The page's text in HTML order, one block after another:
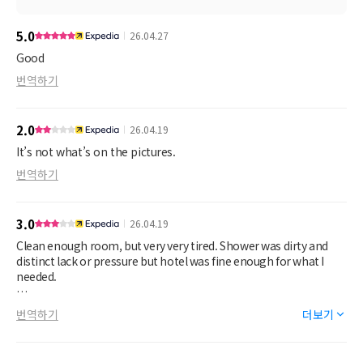
5.0 26.04.27
Good
번역하기
2.0 26.04.19
It’s not what’s on the pictures.
번역하기
3.0 26.04.19
Clean enough room, but very very tired. Shower was dirty and
distinct lack or pressure but hotel was fine enough for what I
needed.
Breakfast wasn’t great - I’d not bother and go somewhere else.
£12 for a breakfast that is a 2/10 at best is overpriced.
번역하기 더보기